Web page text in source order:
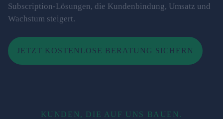
Subscription-Lösungen, die Kundenbindung, Umsatz und
Wachstum steigert.
JETZT KOSTENLOSE BERATUNG SICHERN
KUNDEN, DIE AUF UNS BAUEN.